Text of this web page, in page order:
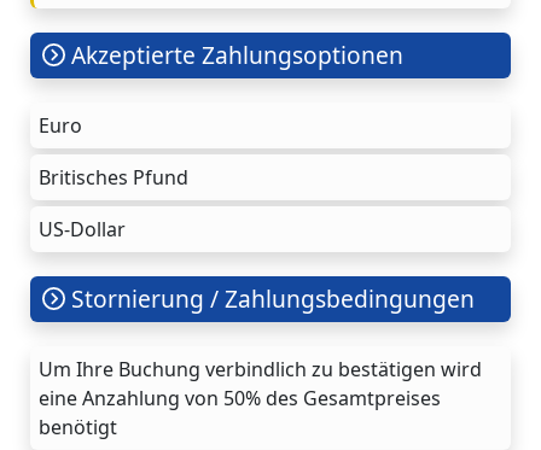
Akzeptierte Zahlungsoptionen
Euro
Britisches Pfund
US-Dollar
Stornierung / Zahlungsbedingungen
Um Ihre Buchung verbindlich zu bestätigen wird
eine Anzahlung von 50% des Gesamtpreises
benötigt